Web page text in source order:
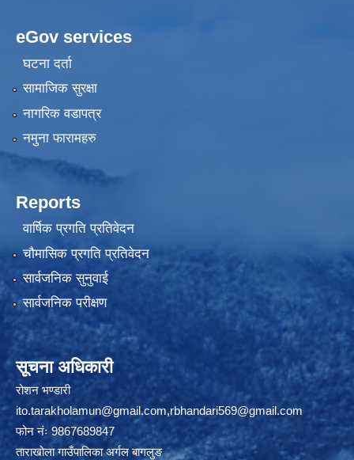
eGov services
घटना दर्ता
सामाजिक सुरक्षा
नागरिक वडापत्र
नमुना फारामहरु
Reports
वार्षिक प्रगति प्रतिवेदन
चौमासिक प्रगति प्रतिवेदन
सार्वजनिक सुनुवाई
सार्वजनिक परीक्षण
सूचना अधिकारी
रोशन भण्डारी
ito.tarakholamun@gmail.com,rbhandari569@gmail.com
फोन नंः 9867689847
ताराखोला गाउँपालिका अर्गल बागलुङ